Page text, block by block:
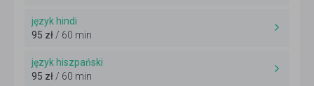
język hindi
95 zł / 60 min
język hiszpański
95 zł / 60 min